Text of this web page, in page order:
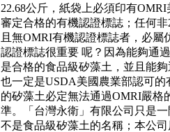
22.68公斤，紙袋上必須印有OMRI
審定合格的有機認證標誌；任何
且無OMRI有機認證標誌者，必屬
認證標誌很重要 呢？因為能夠通
是合格的食品級矽藻土，並且能
也一定是USDA美國農業部認可的
的矽藻土必定無法通過OMRI嚴格
準。「台灣永衛」有限公司只是
不是食品級矽藻土的名稱；本公